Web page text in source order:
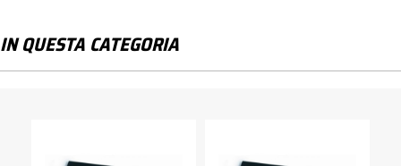
IN QUESTA CATEGORIA